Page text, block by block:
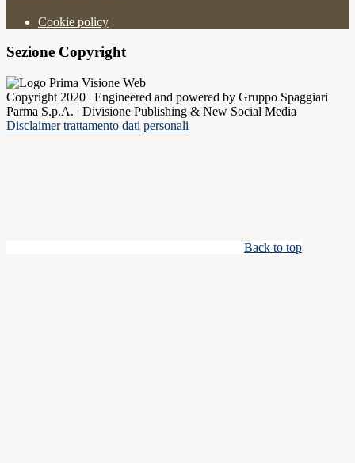
Cookie policy
Sezione Copyright
Copyright 2020 | Engineered and powered by Gruppo Spaggiari
Parma S.p.A. | Divisione Publishing & New Social Media
Disclaimer trattamento dati personali
Back to top